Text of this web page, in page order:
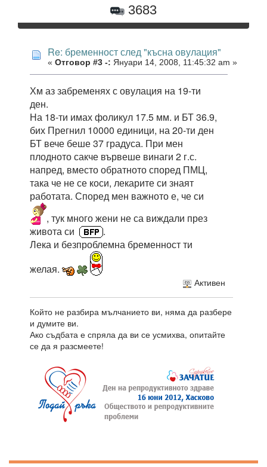
3683
Re: бременност след "късна овулация"
« Отговор #3 -: Януари 14, 2008, 11:45:32 am »
Хм аз забременях с овулация на 19-ти
ден.
На 18-ти имах фоликул 17.5 мм. и БТ 36.9,
бих Прегнил 10000 единици, на 20-ти ден
БТ вече беше 37 градуса. При мен
плодното сакче вървеше винаги 2 г.с.
напред, вместо обратното според ПМЦ,
така че не се коси, лекарите си знаят
работата. Според мен важното е, че си
, тук много жени не са виждали през
живота си
.
Лека и безпроблемна бременност ти
желая.
Активен
Който не разбира мълчанието ви, няма да разбере
и думите ви.
Ако съдбата е спряла да ви се усмихва, опитайте
се да я разсмеете!